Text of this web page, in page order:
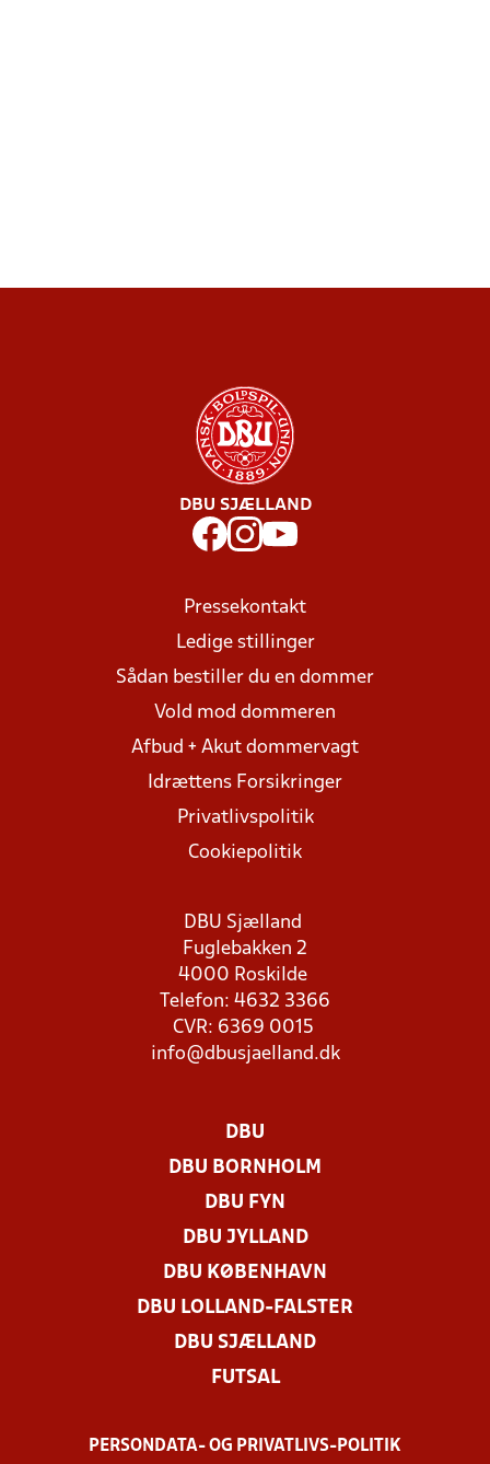
DBU SJÆLLAND
Pressekontakt
Ledige stillinger
Sådan bestiller du en dommer
Vold mod dommeren
Afbud + Akut dommervagt
Idrættens Forsikringer
Privatlivspolitik
Cookiepolitik
DBU Sjælland
Fuglebakken 2
4000 Roskilde
Telefon: 4632 3366
CVR: 6369 0015
info@dbusjaelland.dk
DBU
DBU BORNHOLM
DBU FYN
DBU JYLLAND
DBU KØBENHAVN
DBU LOLLAND-FALSTER
DBU SJÆLLAND
FUTSAL
PERSONDATA- OG PRIVATLIVS-POLITIK